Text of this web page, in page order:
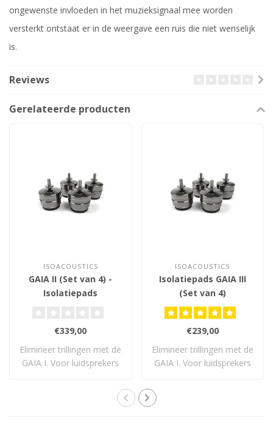
ongewenste invloeden in het muzieksignaal mee worden
versterkt ontstaat er in de weergave een ruis die niet wenselijk
is.
Reviews
Gerelateerde producten
ISOACOUSTICS
GAIA II (Set van 4) -
Isolatiepads
€339,00
Elimineer trillingen met de
GAIA I. Voor luidsprekers
ISOACOUSTICS
Isolatiepads GAIA III
(Set van 4)
€239,00
Elimineer trillingen met de
GAIA I. Voor luidsprekers